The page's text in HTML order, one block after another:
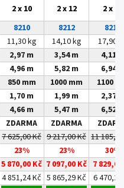
2 x 10 2 x 12
2 x 14
8210 8212
8214
11,30 kg 14,10 kg
17,90
2,97 m 3,54 m
4,11
4,96 m 5,82 m
6,94
850 mm 1000 mm
1100
1,70 m 1,99 m
2,37
4,66 m 5,47 m
6,52
ZDARMA ZDARMA
7 625,00 Kč 9 217,00 Kč 11
23% 23%
30%
5 870,00 Kč 7 097,00 Kč 7
4 851,24 Kč 5 865,29 Kč 6 470,25